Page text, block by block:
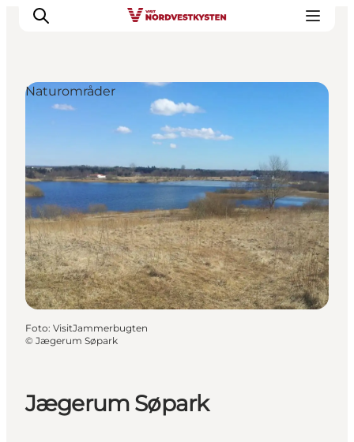
Feriesteder
Handicapvenlig ferie
Events
Overnatning
Planlæg din ferie
Jægerum Søpark
Naturområder
Foto: VisitJammerbugten
© Jægerum Søpark